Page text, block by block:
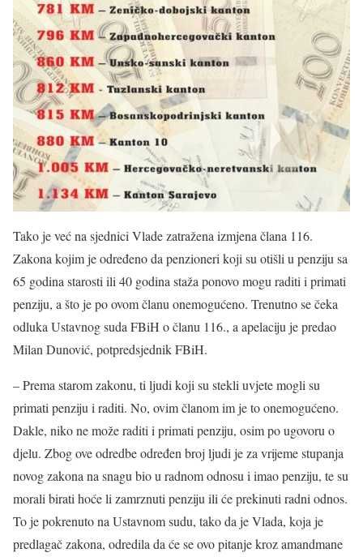
Tako je već na sjednici Vlade zatražena izmjena člana 116.
Zakona kojim je određeno da penzioneri koji su otišli u penziju sa
65 godina starosti ili 40 godina staža ponovo mogu raditi i primati
penziju, a što je po ovom članu onemogućeno. Trenutno se čeka
odluka Ustavnog suda FBiH o članu 116., a apelaciju je predao
Milan Dunović, potpredsjednik FBiH.
– Prema starom zakonu, ti ljudi koji su stekli uvjete mogli su
primati penziju i raditi. No, ovim članom im je to onemogućeno.
Dakle, niko ne može raditi i primati penziju, osim po ugovoru o
djelu. Zbog ove odredbe određen broj ljudi je za vrijeme stupanja
novog zakona na snagu bio u radnom odnosu i imao penziju, te su
morali birati hoće li zamrznuti penziju ili će prekinuti radni odnos.
To je pokrenuto na Ustavnom sudu, tako da je Vlada, koja je
predlagač zakona, odredila da će se ovo pitanje kroz amandmane